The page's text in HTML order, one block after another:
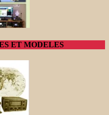
ET MODELES